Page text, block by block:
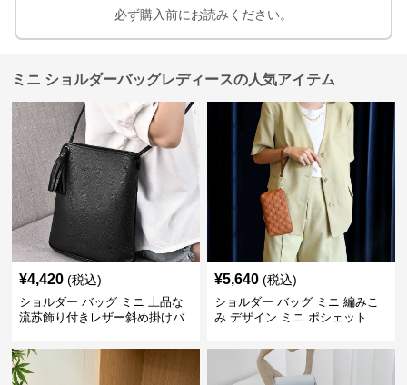
必ず購入前にお読みください。
ミニ ショルダーバッグレディースの人気アイテム
¥4,420 (税込)
ショルダー バッグ ミニ 上品な
流苏飾り付きレザー斜め掛けバ
¥5,640 (税込)
ショルダー バッグ ミニ 編みこ
み デザイン ミニ ポシェット